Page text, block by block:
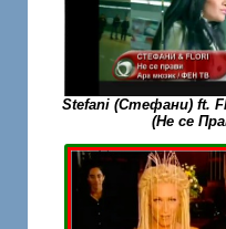
Stefani (Стефани) ft.
(Не се